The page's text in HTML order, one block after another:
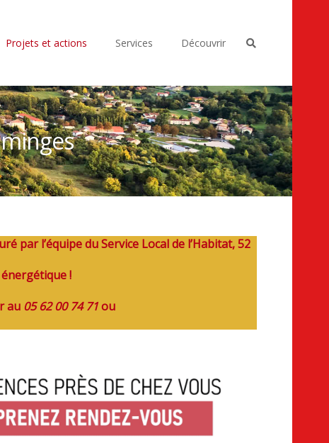
Projets et actions Services Découvrir
par l’équipe du Service Local de l’Habitat, 52
!
au 05 62 00 74 71ou